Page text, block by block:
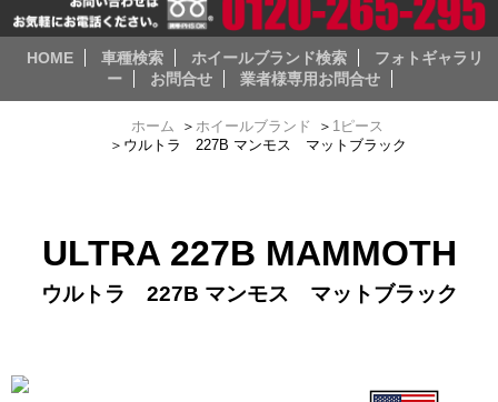
HOME 車種検索 ホイールブランド検索
フォトギャラリ
ー
お問合せ 業者様専用お問合せ
ホーム ＞ ホイールブランド ＞ 1ピース
＞ ウルトラ 227B マンモス マットブラック
ULTRA 227B MAMMOTH
ウルトラ 227B マンモス マットブラック